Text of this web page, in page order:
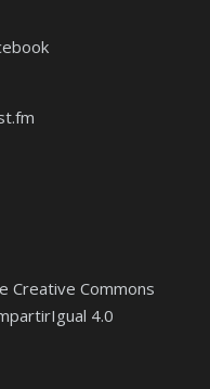
Creative Commons
4.0